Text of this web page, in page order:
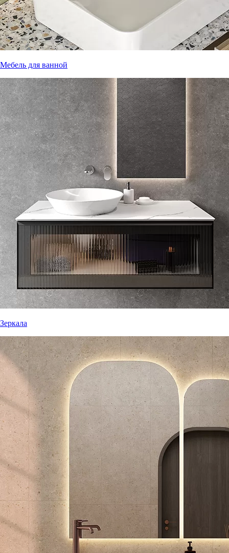
Мебель для ванной
Зеркала